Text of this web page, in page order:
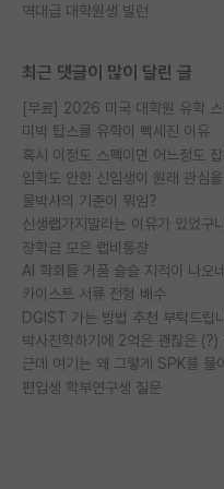
역대급 대학원생 빌런
최근 댓글이 많이 달린 글
미박 탑스쿨 유학이 빡세진 이유
혹시 이정도 스펙이면 어느정도
입학도 안한 신입생이 원래 관심
물박사의 기준이 뭐임?
신생랩가지말라는 이유가 있었구
장학금 모은 랩비통장
AI 학회들 거품 슬슬 지적이 나오
카이스트 서류 전형 배수
DGIST 가는 방법 추천 부탁드립
근데 여기는 왜 그렇게 SPK를 물
편입생 학부연구생 질문